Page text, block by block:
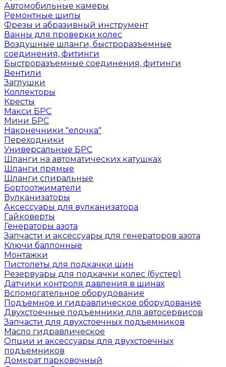
Автомобильные камеры
Ремонтные шипы
Фрезы и абразивный инструмент
Ванны для проверки колес
Воздушные шланги, быстроразъемные
соединения, фитинги
Быстроразъемные соединения, фитинги
Вентили
Заглушки
Коллекторы
Кресты
Макси БРС
Мини БРС
Наконечники "елочка"
Переходники
Универсальные БРС
Шланги на автоматических катушках
Шланги прямые
Шланги спиральные
Бортоотжиматели
Вулканизаторы
Аксессуары для вулканизатора
Гайковерты
Генераторы азота
Запчасти и аксессуары для генераторов азота
Ключи баллонные
Монтажки
Пистолеты для подкачки шин
Резервуары для подкачки колес (бустер)
Датчики контроля давления в шинах
Вспомогательное оборудование
Подъемное и гидравлическое оборудование
Двухстоечные подъемники для автосервисов
Запчасти для двухстоечных подъемников
Масло гидравлическое
Опции и аксессуары для двухстоечных
подъемников
Домкрат парковочный